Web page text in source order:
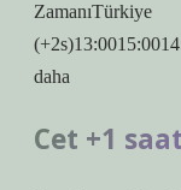
ZamanıTürkiye
daha
Cet +1